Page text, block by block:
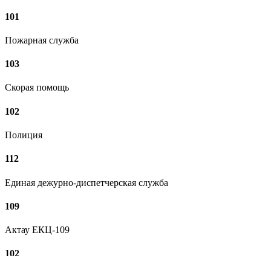
101
Пожарная служба
103
Скорая помощь
102
Полиция
112
Единая дежурно-диспетчерская служба
109
Актау ЕКЦ-109
102